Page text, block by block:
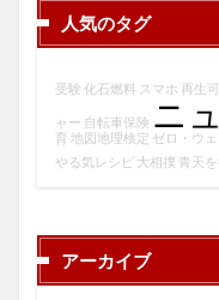
人気のタグ
受験 化石燃料 スマホ 再生
ャー 自転車保険 ニ
育 地図地理検定 ゼロ・ウ
やる気レシピ 大相撲 青天
アーカイブ